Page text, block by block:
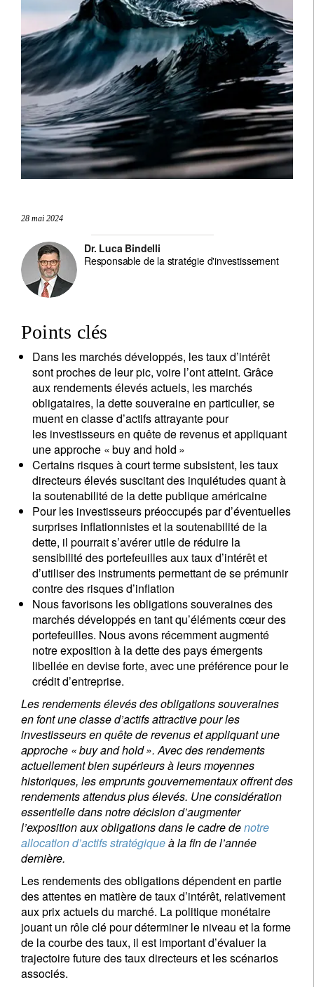
28 mai 2024
Dr. Luca Bindelli
Responsable de la stratégie d'investissement
Points clés
Dans les marchés développés, les taux d’intérêt
sont proches de leur pic, voire l’ont atteint. Grâce
aux rendements élevés actuels, les marchés
obligataires, la dette souveraine en particulier, se
muent en classe d’actifs attrayante pour
les investisseurs en quête de revenus et appliquant
une approche « buy and hold »
Certains risques à court terme subsistent, les taux
directeurs élevés suscitant des inquiétudes quant à
la soutenabilité de la dette publique américaine
Pour les investisseurs préoccupés par d’éventuelles
surprises inflationnistes et la soutenabilité de la
dette, il pourrait s’avérer utile de réduire la
sensibilité des portefeuilles aux taux d’intérêt et
d’utiliser des instruments permettant de se prémunir
contre des risques d’inflation
Nous favorisons les obligations souveraines des
marchés développés en tant qu’éléments cœur des
portefeuilles. Nous avons récemment augmenté
notre exposition à la dette des pays émergents
libellée en devise forte, avec une préférence pour le
crédit d’entreprise.
Les rendements élevés des obligations souveraines
en font une classe d’actifs attractive pour les
investisseurs en quête de revenus et appliquant une
approche « buy and hold ». Avec des rendements
actuellement bien supérieurs à leurs moyennes
historiques, les emprunts gouvernementaux offrent des
rendements attendus plus élevés. Une considération
essentielle dans notre décision d’augmenter
l’exposition aux obligations dans le cadre denotre
allocation d’actifs stratégiqueà la fin de l’année
dernière.
Les rendements des obligations dépendent en partie
des attentes en matière de taux d’intérêt, relativement
aux prix actuels du marché. La politique monétaire
jouant un rôle clé pour déterminer le niveau et la forme
de la courbe des taux, il est important d’évaluer la
trajectoire future des taux directeurs et les scénarios
associés.